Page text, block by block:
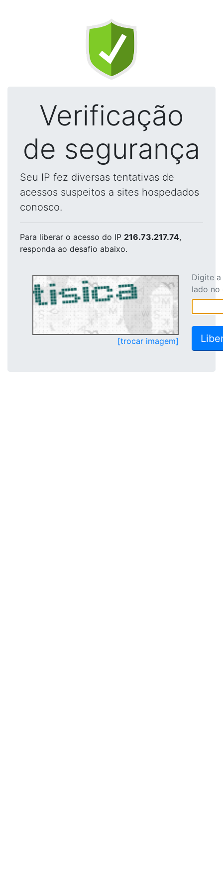
Verificação
de segurança
Seu IP fez diversas tentativas de
acessos suspeitos a sites hospedados
conosco.
Para liberar o acesso do IP 216.73.217.74,
responda ao desafio abaixo.
[trocar imagem]
Digite
lado no